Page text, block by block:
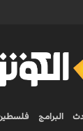
البرامج